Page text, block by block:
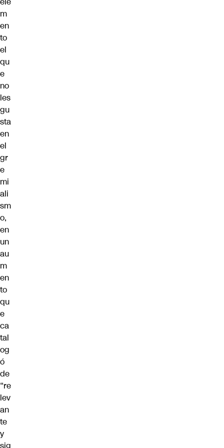
m
en
to
el
qu
e
no
les
gu
sta
en
el
gr
e
mi
ali
sm
o,
en
un
au
m
en
to
qu
e
ca
tal
og
ó
de
“re
lev
an
te
y
sig